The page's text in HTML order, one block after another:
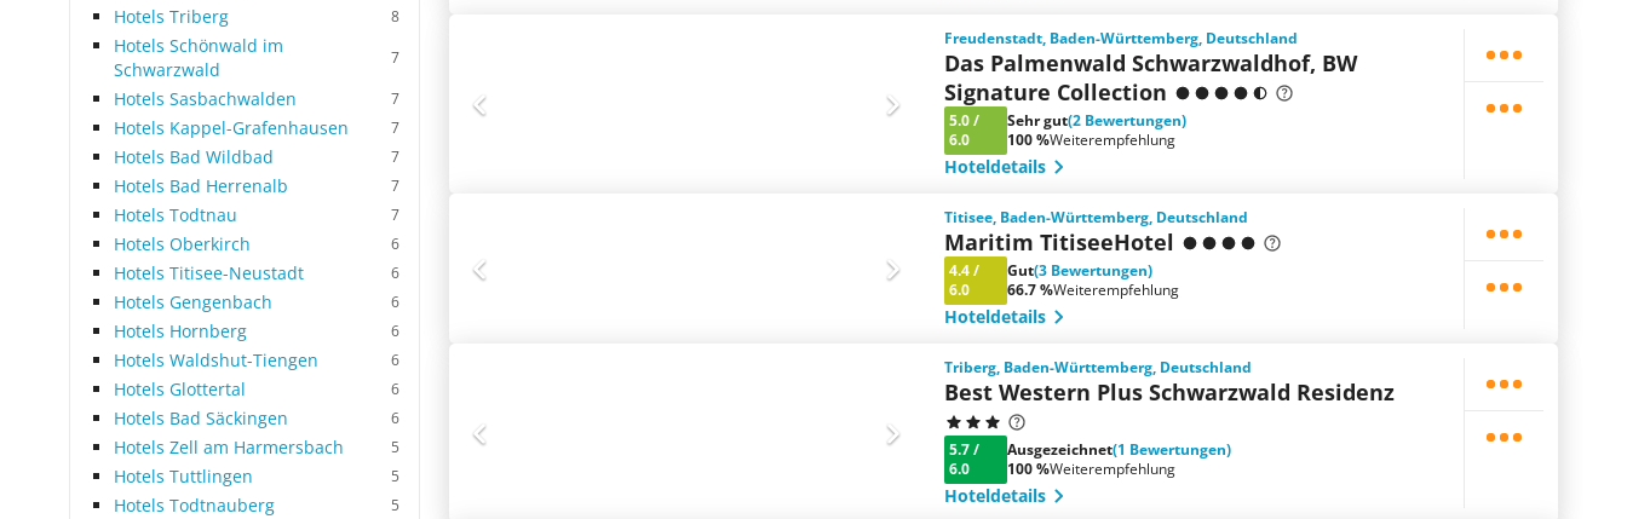
Hotels Triberg 8
Hotels Schönwald im
Schwarzwald
7
Hotels Sasbachwalden 7
Hotels Kappel-Grafenhausen 7
Hotels Bad Wildbad 7
Hotels Bad Herrenalb 7
Hotels Todtnau 7
Hotels Oberkirch 6
Hotels Titisee-Neustadt 6
Hotels Gengenbach 6
Hotels Hornberg 6
Hotels Waldshut-Tiengen 6
Hotels Glottertal 6
Hotels Bad Säckingen 6
Hotels Zell am Harmersbach 5
Hotels Tuttlingen 5
Hotels Todtnauberg 5
Freudenstadt, Baden-Württemberg, Deutschland
Das Palmenwald Schwarzwaldhof, BW
Signature Collection
5.0/
6.0
Sehr gut(2 Bewertungen)
100 %Weiterempfehlung
Hoteldetails
Titisee, Baden-Württemberg, Deutschland
Maritim TitiseeHotel
4.4/
6.0
Gut(3 Bewertungen)
66.7 %Weiterempfehlung
Hoteldetails
Triberg, Baden-Württemberg, Deutschland
Best Western Plus Schwarzwald Residenz
5.7/
6.0
Ausgezeichnet(1 Bewertungen)
100 %Weiterempfehlung
Hoteldetails